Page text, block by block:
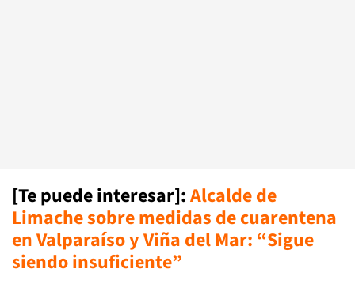
[Te puede interesar]:Alcalde de
Limache sobre medidas de cuarentena
en Valparaíso y Viña del Mar: “Sigue
siendo insuficiente”